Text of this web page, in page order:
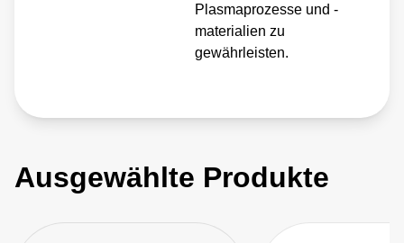
Plasmaprozesse und -
materialien zu
gewährleisten.
Ausgewählte Produkte